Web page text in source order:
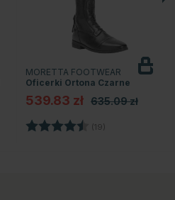
MORETTA FOOTWEAR
Oficerki Ortona Czarne
539.83 zł 635.09 zł
Ocena: (19)